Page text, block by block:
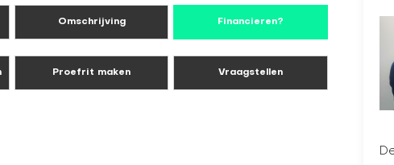
Omschrijving Financieren?
Proefrit maken Vraagstellen